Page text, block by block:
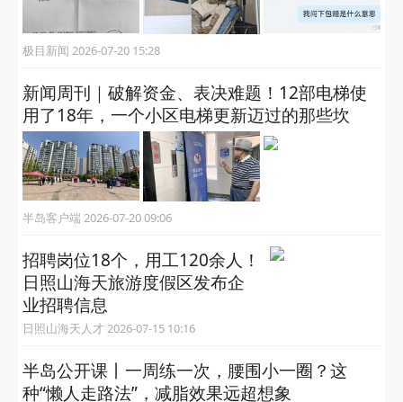
极目新闻 2026-07-20 15:28
新闻周刊｜破解资金、表决难题！12部电梯使
用了18年，一个小区电梯更新迈过的那些坎
半岛客户端 2026-07-20 09:06
招聘岗位18个，用工120余人！
日照山海天旅游度假区发布企
业招聘信息
日照山海天人才 2026-07-15 10:16
半岛公开课丨一周练一次，腰围小一圈？这
种“懒人走路法”，减脂效果远超想象